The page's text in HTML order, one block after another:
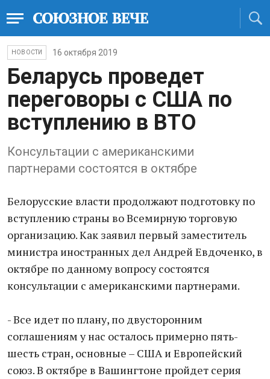
НОВОСТИ 16 октября 2019
Беларусь проведет
переговоры с США по
вступлению в ВТО
Консультации с американскими
партнерами состоятся в октябре
Белорусские власти продолжают подготовку по
вступлению страны во Всемирную торговую
организацию. Как заявил первый заместитель
министра иностранных дел Андрей Евдоченко, в
октябре по данному вопросу состоятся
консультации с американскими партнерами.
- Все идет по плану, по двусторонним
соглашениям у нас осталось примерно пять-
шесть стран, основные – США и Европейский
союз. В октябре в Вашингтоне пройдет серия